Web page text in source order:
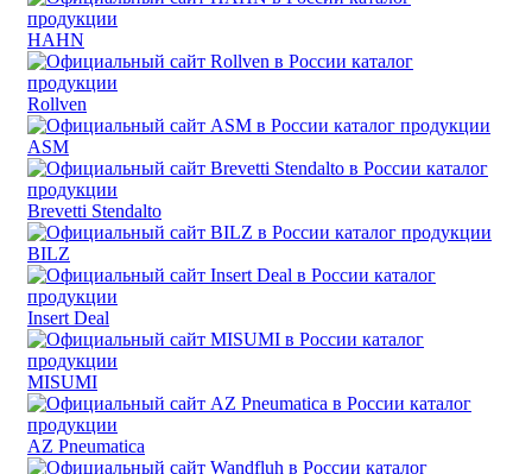
HAHN
Rollven
ASM
Brevetti Stendalto
BILZ
Insert Deal
MISUMI
AZ Pneumatica